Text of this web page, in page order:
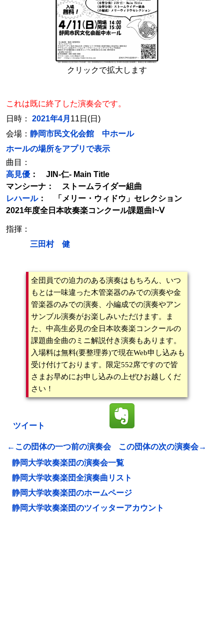
クリックで拡大します
これは既に終了した演奏会です。
日時： 2021年4月 11日(日)
会場： 静岡市民文化会館 中ホール
ホールの場所をアプリで表示
曲目：
高見優 ： JIN-仁- Main Title
マンシーナ： ストームライダー組曲
レハール： 「メリー・ウィドウ」セレクション
2021年度全日本吹奏楽コンクール課題曲Ⅰ~Ⅴ
指揮：
三田村 健
全団員での迫力のある演奏はもちろん、いつ
もとは一味違った木管楽器のみでの演奏や金
管楽器のみでの演奏、小編成での演奏やアン
サンブル演奏がお楽しみいただけます。ま
た、中高生必見の全日本吹奏楽コンクールの
課題曲全曲のミニ解説付き演奏もあります。
入場料は無料(要整理券)で現在Web申し込みも
受け付けております。限定552席ですので皆
さまお早めにお申し込みの上ぜひお越しくだ
さい！
ツイート
←この団体の一つ前の演奏会
この団体の次の演奏会→
静岡大学吹奏楽団の演奏会一覧
静岡大学吹奏楽団全演奏曲リスト
静岡大学吹奏楽団のホームページ
静岡大学吹奏楽団のツイッターアカウント